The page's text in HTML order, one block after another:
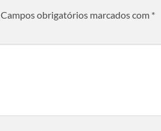
Campos obrigatórios marcados com *